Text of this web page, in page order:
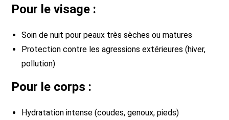
Pour le visage :
Soin de nuit pour peaux très sèches ou matures
Protection contre les agressions extérieures (hiver,
pollution)
Pour le corps :
Hydratation intense (coudes, genoux, pieds)